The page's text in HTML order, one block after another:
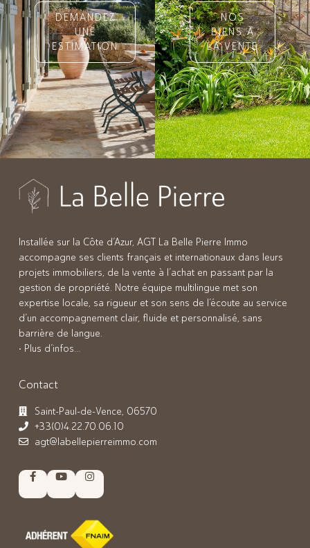
DEMANDEZ
UNE
ESTIMATION
NOS
BIENS À
LA VENTE
Installée sur la Côte d’Azur, AGT La Belle Pierre Immo
accompagne ses clients français et internationaux dans leurs
projets immobiliers, de la vente à l’achat en passant par la
gestion de propriété. Notre équipe multilingue met son
expertise locale, sa rigueur et son sens de l’écoute au service
d’un accompagnement clair, fluide et personnalisé, sans
barrière de langue.
• Plus d’infos…
Contact
Saint-Paul-de-Vence, 06570
+33(0)4.22.70.06.10
agt@labellepierreimmo.com